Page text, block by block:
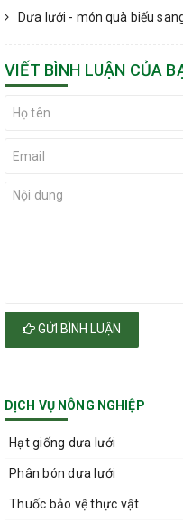
Dưa lưới - món quà biếu
VIẾT BÌNH LUẬN CỦA
GỬI BÌNH LUẬN
DỊCH VỤ NÔNG NGHIỆP
Hạt giống dưa lưới
Phân bón dưa lưới
Thuốc bảo vệ thực vật